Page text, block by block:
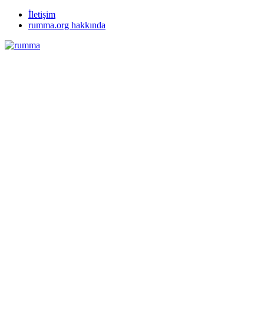
İletişim
rumma.org hakkında